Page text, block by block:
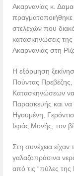
Ακαρνανίας κ.
στελεχών που
κατασκηνώσεις
Ακαρνανίας στη
Η εξόρμηση
Πούντας Πρεβέζης,
Κατασκηνώσεων
Παρασκευής και
Ηγουμένη,
Ιεράς Μονής, τον
Στη συνέχεια
γαλαζοπράσινα
από τις “πύλες